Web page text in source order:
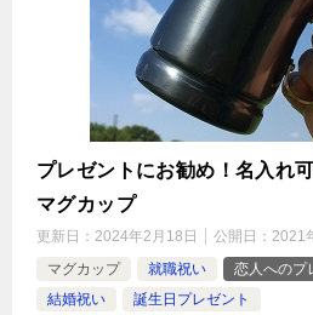
プレゼントにお勧め！名入れ
マグカップ
更新日： 2024年2月18日 公開日： 2021
マグカップ
就職祝い 恋人へのプ
結婚祝い
誕生日プレゼント